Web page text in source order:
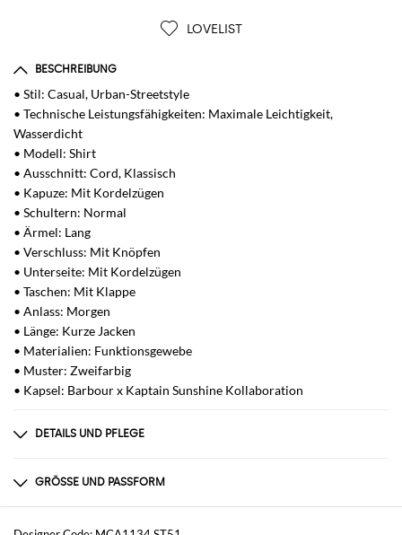
LOVELIST
BESCHREIBUNG
• Stil: Casual, Urban-Streetstyle
• Technische Leistungsfähigkeiten: Maximale Leichtigkeit,
Wasserdicht
• Modell: Shirt
• Ausschnitt: Cord, Klassisch
• Kapuze: Mit Kordelzügen
• Schultern: Normal
• Ärmel: Lang
• Verschluss: Mit Knöpfen
• Unterseite: Mit Kordelzügen
• Taschen: Mit Klappe
• Anlass: Morgen
• Länge: Kurze Jacken
• Materialien: Funktionsgewebe
• Muster: Zweifarbig
• Kapsel: Barbour x Kaptain Sunshine Kollaboration
DETAILS UND PFLEGE
100% CO
GRÖSSE UND PASSFORM
Größen
nicht verfügbar